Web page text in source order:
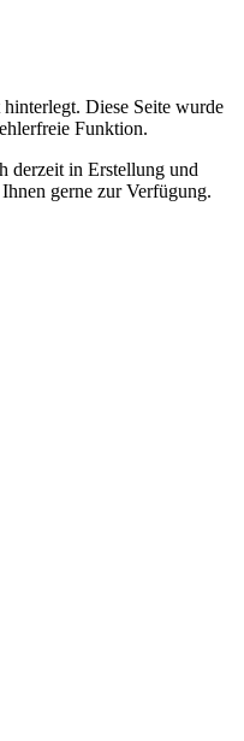
Diese Seite wurde
Funktion.
derzeit in Erstellung und
gerne zur Verfügung.